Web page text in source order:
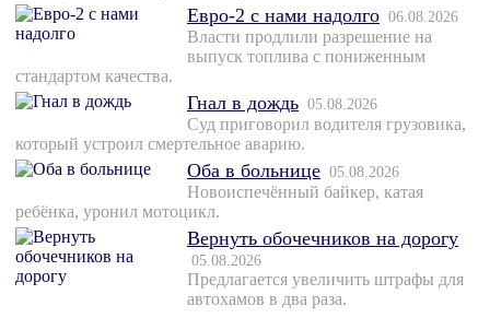
Евро-2 с нами надолго 06.08.2026
Власти продлили разрешение на
выпуск топлива с пониженным
стандартом качества.
Гнал в дождь 05.08.2026
Суд приговорил водителя грузовика,
который устроил смертельное аварию.
Оба в больнице 05.08.2026
Новоиспечённый байкер, катая
ребёнка, уронил мотоцикл.
Вернуть обочечников на дорогу
05.08.2026
Предлагается увеличить штрафы для
автохамов в два раза.